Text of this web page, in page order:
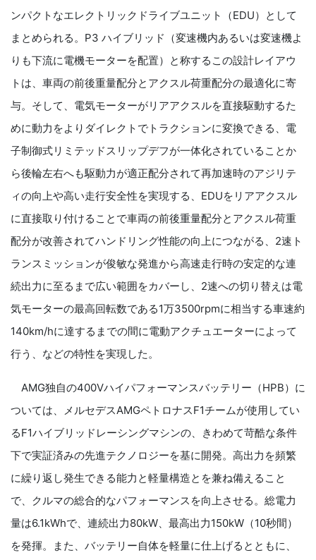
ンパクトなエレクトリックドライブユニット（EDU）として
まとめられる。P3 ハイブリッド（変速機内あるいは変速機よ
りも下流に電機モーターを配置）と称するこの設計レイアウ
トは、車両の前後重量配分とアクスル荷重配分の最適化に寄
与。そして、電気モーターがリアアクスルを直接駆動するた
めに動力をよりダイレクトでトラクションに変換できる、電
子制御式リミテッドスリップデフが一体化されていることか
ら後輪左右へも駆動力が適正配分されて再加速時のアジリテ
ィの向上や高い走行安全性を実現する、EDUをリアアクスル
に直接取り付けることで車両の前後重量配分とアクスル荷重
配分が改善されてハンドリング性能の向上につながる、2速ト
ランスミッションが俊敏な発進から高速走行時の安定的な連
続出力に至るまで広い範囲をカバーし、2速への切り替えは電
気モーターの最高回転数である1万3500rpmに相当する車速約
140km/hに達するまでの間に電動アクチュエーターによって
行う、などの特性を実現した。
AMG独自の400Vハイパフォーマンスバッテリー（HPB）に
ついては、メルセデスAMGペトロナスF1チームが使用してい
るF1ハイブリッドレーシングマシンの、きわめて苛酷な条件
下で実証済みの先進テクノロジーを基に開発。高出力を頻繁
に繰り返し発生できる能力と軽量構造とを兼ね備えること
で、クルマの総合的なパフォーマンスを向上させる。総電力
量は6.1kWhで、連続出力80kW、最高出力150kW（10秒間）
を発揮。また、バッテリー自体を軽量に仕上げるとともに、